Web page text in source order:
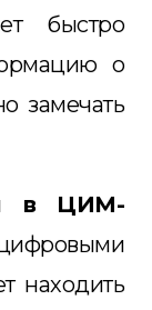
быстро
о
замечать
в ЦИМ-
находить